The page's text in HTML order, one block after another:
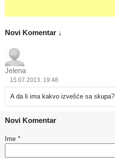
Novi Komentar ↓
Jelena
15.07.2013. 19:48
A da li ima kakvo izvešće sa skupa?
Novi Komentar
Ime *